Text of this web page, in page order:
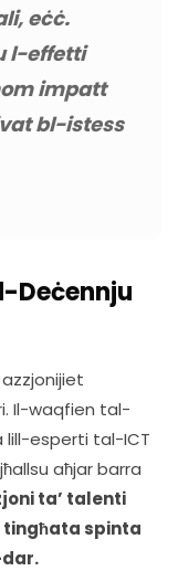
eċċ.
l-effetti
impatt
bl-istess
Deċennju
Il-waqfien tal-
lill-esperti tal-ICT
aħjar barra
ta’ talenti
tingħata spinta